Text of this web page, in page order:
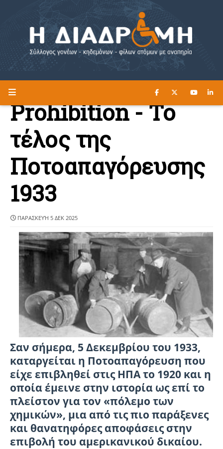
Η ΔΙΑΔΡΟΜΗ ΔΙΑΒΑΣΤΕ ΕΔΩ ►
Prohibition - Το
τέλος της
Ποτοαπαγόρευσης
1933
ΠΑΡΑΣΚΕΥΉ 5 ΔΕΚ 2025
Σαν σήμερα, 5 Δεκεμβρίου του 1933,
καταργείται η Ποτοαπαγόρευση που
είχε επιβληθεί στις ΗΠΑ το 1920 και η
οποία έμεινε στην ιστορία ως επί το
πλείστον για τον «πόλεμο των
χημικών», μια από τις πιο παράξενες
και θανατηφόρες αποφάσεις στην
επιβολή του αμερικανικού δικαίου.